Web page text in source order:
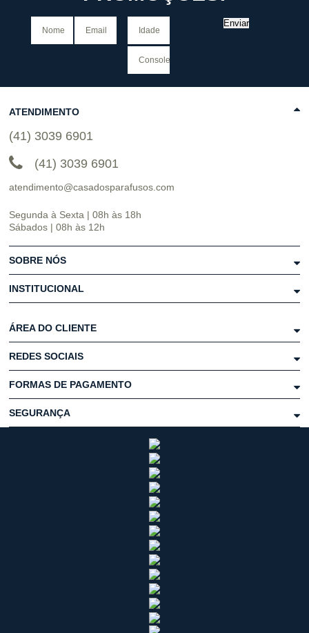
Enviar
ATENDIMENTO
(41) 3039 6901
(41) 3039 6901
atendimento@casadosparafusos.com
Segunda à Sexta | 08h às 18h
Sábados | 08h às 12h
SOBRE NÓS
INSTITUCIONAL
ÁREA DO CLIENTE
REDES SOCIAIS
FORMAS DE PAGAMENTO
SEGURANÇA